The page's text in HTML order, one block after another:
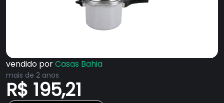
vendido porCasas Bahia
mais de 2 anos
R$ 195,21